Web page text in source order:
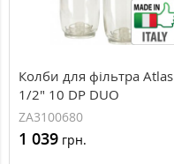
Колби для фільтра Atlas
1/2" 10 DP DUO
ZA3100680
1 039 грн.